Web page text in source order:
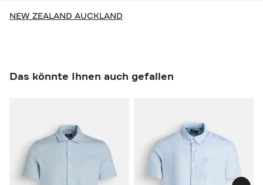
NEW ZEALAND AUCKLAND
Das könnte Ihnen auch gefallen